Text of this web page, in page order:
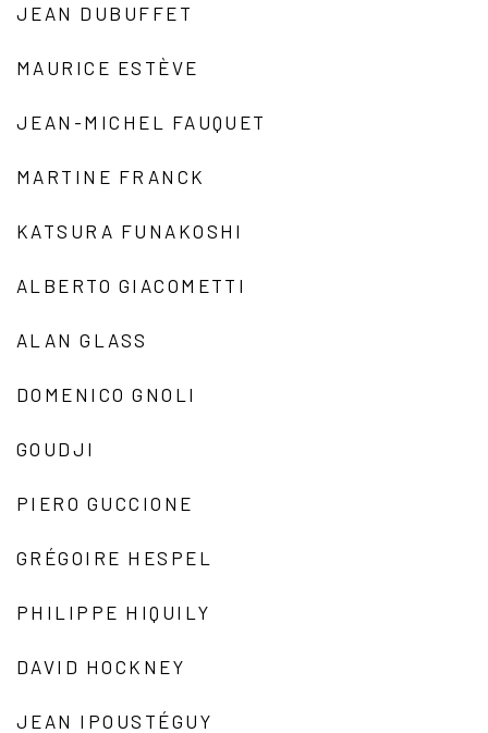
JEAN DUBUFFET
MAURICE ESTÈVE
JEAN-MICHEL FAUQUET
MARTINE FRANCK
KATSURA FUNAKOSHI
ALBERTO GIACOMETTI
ALAN GLASS
DOMENICO GNOLI
GOUDJI
PIERO GUCCIONE
GRÉGOIRE HESPEL
PHILIPPE HIQUILY
DAVID HOCKNEY
JEAN IPOUSTÉGUY